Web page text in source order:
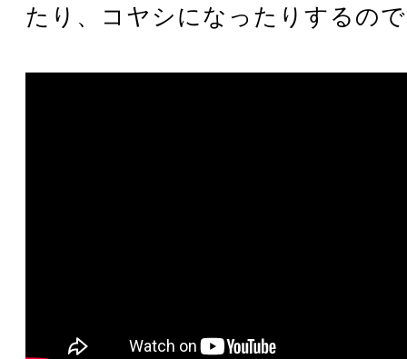
たり、コヤシになったりするの